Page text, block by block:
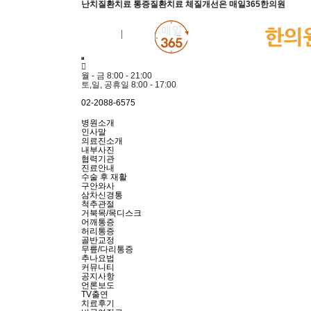
난치질환치료 통증질환치료 체질개선은 매일365한의원
월 - 금 8:00 - 21:00
토,일, 공휴일 8:00 - 17:00
02-2088-6575
병원소개
인사말
의료진소개
내부사진
협력기관
진료안내
수술 후 재활
구안와사
삼차신경통
척추관절
거북목/목디스크
어깨통증
허리통증
골반교정
무릎/다리통증
추나요법
커뮤니티
공지사항
언론보도
TV출연
치료후기